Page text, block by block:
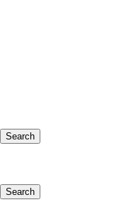
Search
Search